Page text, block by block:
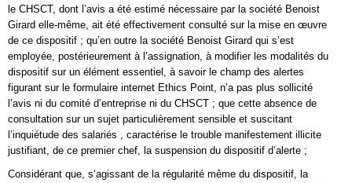
le CHSCT, dont l’avis a été estimé nécessaire par la société Benoist
Girard elle-même, ait été effectivement consulté sur la mise en œuvre
de ce dispositif ; qu’en outre la société Benoist Girard qui s’est
employée, postérieurement à l’assignation, à modifier les modalités du
dispositif sur un élément essentiel, à savoir le champ des alertes
figurant sur le formulaire internet Ethics Point, n’a pas plus sollicité
l’avis ni du comité d’entreprise ni du CHSCT ; que cette absence de
consultation sur un sujet particulièrement sensible et suscitant
l’inquiétude des salariés , caractérise le trouble manifestement illicite
justifiant, de ce premier chef, la suspension du dispositif d’alerte ;
Considérant que, s’agissant de la régularité même du dispositif, la